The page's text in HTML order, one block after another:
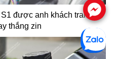
được anh khách trang bị
thắng zin
.